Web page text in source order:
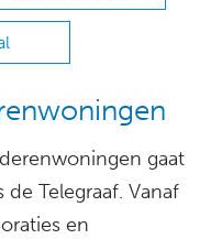
gaat
Telegraaf. Vanaf
en